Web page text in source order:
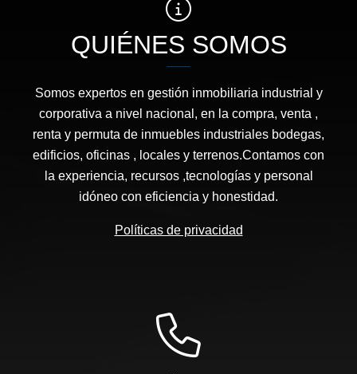
QUIÉNES SOMOS
Somos expertos en gestión inmobiliaria industrial y
corporativa a nivel nacional, en la compra, venta ,
renta y permuta de inmuebles industriales bodegas,
edificios, oficinas , locales y terrenos.Contamos con
la experiencia, recursos ,tecnologías y personal
idóneo con eficiencia y honestidad.
Políticas de privacidad